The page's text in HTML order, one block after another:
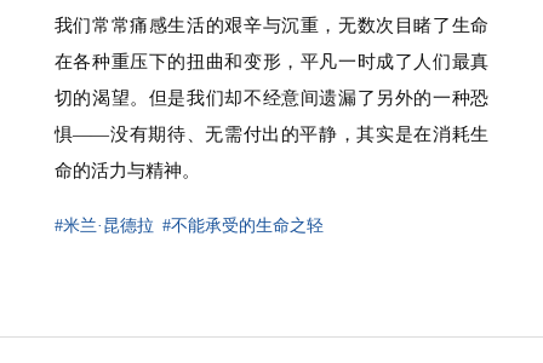
我们常常痛感生活的艰辛与沉重，无数次目睹了生命
在各种重压下的扭曲和变形，平凡一时成了人们最真
切的渴望。但是我们却不经意间遗漏了另外的一种恐
惧——没有期待、无需付出的平静，其实是在消耗生
命的活力与精神。
#米兰·昆德拉 #不能承受的生命之轻